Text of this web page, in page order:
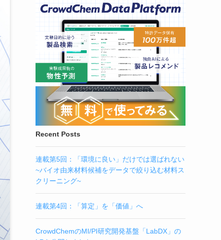
Recent Posts
連載第5回：「環境に良い」だけでは選ばれない
~バイオ由来材料候補をデータで絞り込む材料ス
クリーニング~
連載第4回：「算定」を「価値」へ
CrowdChemのMI/PI研究開発基盤「LabDX」の